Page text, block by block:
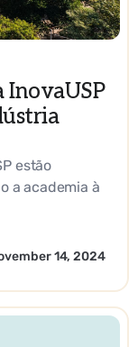
InovaUSP
estão
a academia à
14, 2024